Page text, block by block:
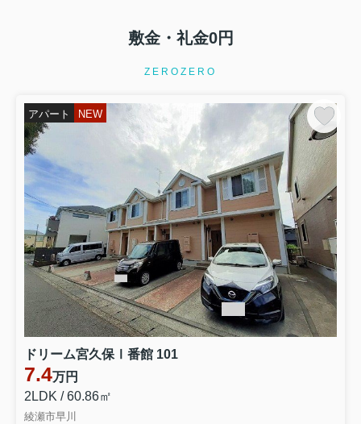
敷金・礼金0円
ZEROZERO
アパート NEW
ドリーム宮久保Ⅰ番館 101
7.4万円
2LDK / 60.86㎡
綾瀬市早川